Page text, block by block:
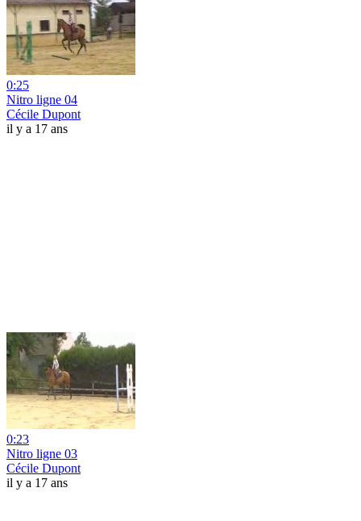
0:25
Nitro ligne 04
Cécile Dupont
il y a 17 ans
0:23
Nitro ligne 03
Cécile Dupont
il y a 17 ans